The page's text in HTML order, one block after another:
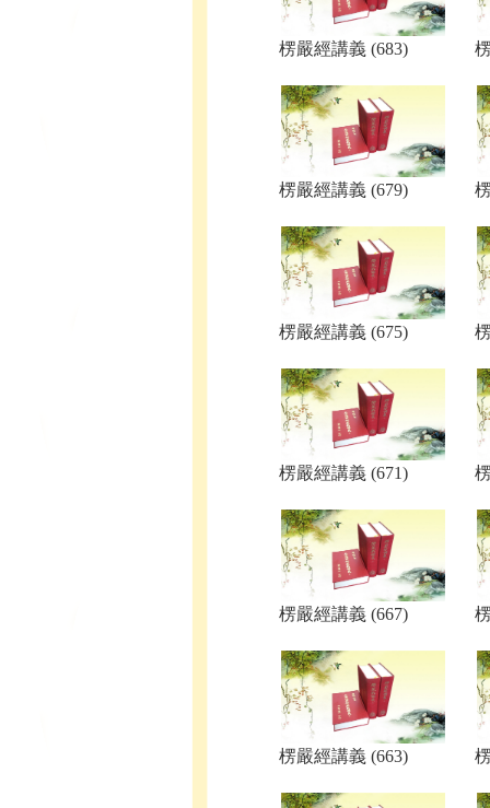
楞嚴經講義 (683)
楞嚴經講義 (679)
楞嚴經講義 (675)
楞嚴經講義 (671)
楞嚴經講義 (667)
楞嚴經講義 (663)